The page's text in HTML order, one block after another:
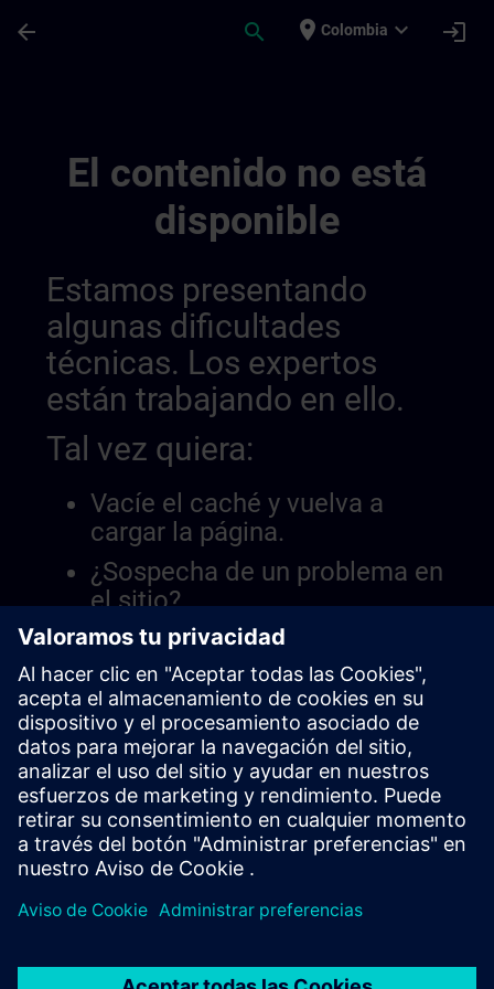
arrow_back search place Colombia expand_more login
El contenido no está
disponible
Estamos presentando
algunas dificultades
técnicas. Los expertos
están trabajando en ello.
Tal vez quiera:
Vacíe el caché y vuelva a
cargar la página.
¿Sospecha de un problema en
el sitio?